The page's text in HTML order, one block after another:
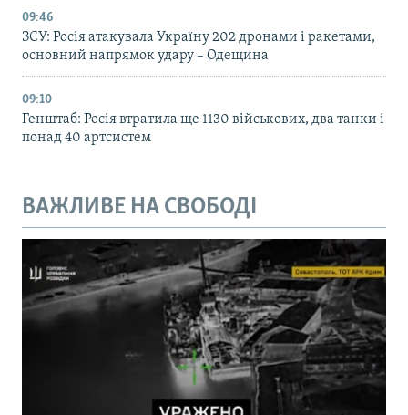
09:46
ЗСУ: Росія атакувала Україну 202 дронами і ракетами,
основний напрямок удару – Одещина
09:10
Генштаб: Росія втратила ще 1130 військових, два танки і
понад 40 артсистем
ВАЖЛИВЕ НА СВОБОДІ